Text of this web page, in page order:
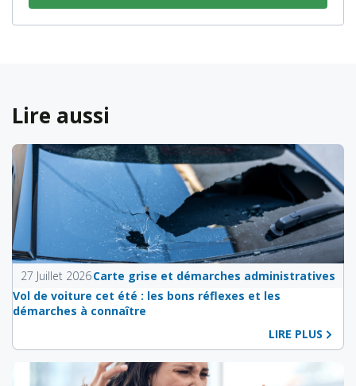
Lire aussi
27 Juillet 2026Carte grise et démarches administratives
Vol de voiture cet été : les bons réflexes et les
démarches à connaître
LIRE PLUS